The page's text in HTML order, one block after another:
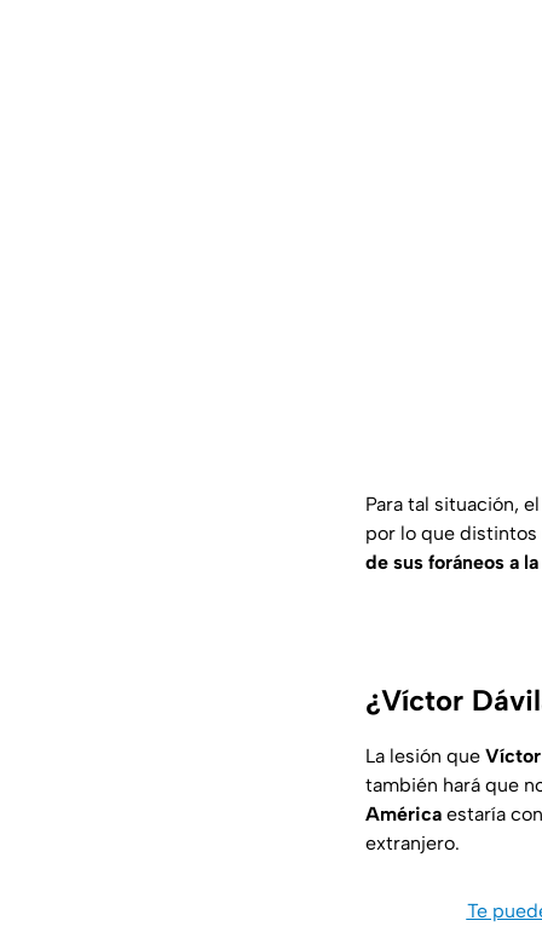
Para tal situación,
por lo que
de sus foráneos a la
¿Víctor
La lesión que
también hará que
América estaría
extranjero.
Te